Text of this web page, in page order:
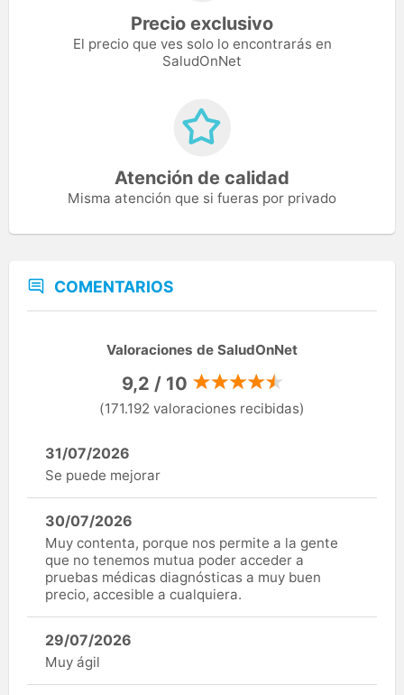
Precio exclusivo
El precio que ves solo lo encontrarás en
SaludOnNet
Atención de calidad
Misma atención que si fueras por privado
COMENTARIOS
Valoraciones de SaludOnNet
9,2 / 10
(171.192 valoraciones recibidas)
31/07/2026
Se puede mejorar
30/07/2026
Muy contenta, porque nos permite a la gente
que no tenemos mutua poder acceder a
pruebas médicas diagnósticas a muy buen
precio, accesible a cualquiera.
29/07/2026
Muy ágil